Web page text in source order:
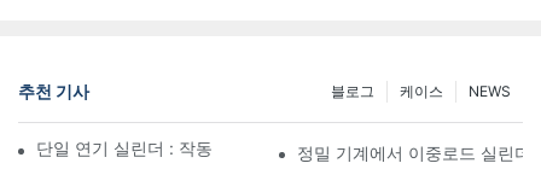
추천 기사 NEWS
케이스
블로그
단일 연기 실린더 : 작동 방식 & 공통 응용 프로그램정밀 기계에서 이중로드 실린더